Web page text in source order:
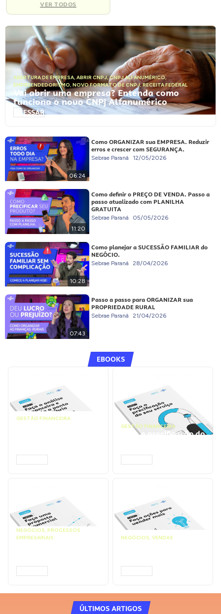
VER TODOS
ABERTURA DE EMPRESA, ABRIR CNPJ,CNPJ ALFANUMÉRICO,
EMPREENDEDORISMO, NOVO FORMATO DE CNPJ,RECEITA FEDERAL
Vai abrir uma empresa? Entenda como
funciona o novo CNPJ Alfanumérico
ACESSAR
06:24
Como ORGANIZAR sua EMPRESA. Reduzir
erros e crescer com SEGURANÇA.
Sebrae Paraná 12/05/2026
11:20
Como definir o PREÇO DE VENDA. Passo a
passo atualizado com PLANILHA
GRATUITA
Sebrae Paraná 05/05/2026
10:28
Como planejar a SUCESSÃO FAMILIAR do
NEGÓCIO.
Sebrae Paraná 28/04/2026
07:43
Passo a passo para ORGANIZAR sua
PROPRIEDADE RURAL
Sebrae Paraná 21/04/2026
EBOOKS
GESTÃO FINANCEIRA
GESTÃO FINANCEIRA
Faça a precificação do
NEGÓCIOS, PROCESSOS
EMPRESARIAIS
NEGÓCIOS, VENDAS
ÚLTIMOS ARTIGOS